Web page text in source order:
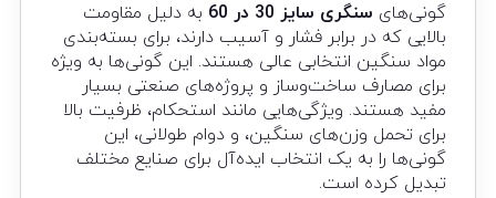
گونی‌های سنگری سایز 30 در 60
به دلیل مقاومت
بالایی که در برابر فشار و آسیب دارند، برای بسته‌بندی
مواد سنگین انتخابی عالی هستند. این گونی‌ها به ویژه
برای مصارف ساخت‌وساز و پروژه‌های صنعتی بسیار
مفید هستند. ویژگی‌هایی مانند استحکام، ظرفیت بالا
برای تحمل وزن‌های سنگین، و دوام طولانی، این
گونی‌ها را به یک انتخاب ایده‌آل برای صنایع مختلف
تبدیل کرده است.